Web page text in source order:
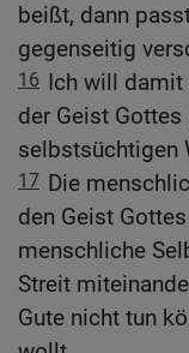
beißt, dann
gegenseitig
16 Ich will damit
der Geist
selbstsüchtigen
17 Die
den Geist
menschliche
Streit
Gute nicht tun